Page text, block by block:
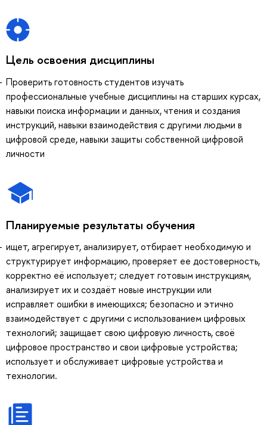
Цель освоения дисциплины
Проверить готовность студентов изучать
профессиональные учебные дисциплины на старших курсах,
навыки поиска информации и данных, чтения и создания
инструкций, навыки взаимодействия с другими людьми в
цифровой среде, навыки защиты собственной цифровой
личности
Планируемые результаты обучения
ищет, агрегирует, анализирует, отбирает необходимую и
структурирует информацию, проверяет ее достоверность,
корректно её использует; следует готовым инструкциям,
анализирует их и создаёт новые инструкции или
исправляет ошибки в имеющихся; безопасно и этично
взаимодействует с другими с использованием цифровых
технологий; защищает свою цифровую личность, своё
цифровое пространство и свои цифровые устройства;
использует и обслуживает цифровые устройства и
технологии.